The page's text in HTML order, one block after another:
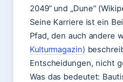
2049“ und „Dune“
Seine Karriere ist ein
Pfad, den auch andere
Kulturmagazin)
Entscheidungen, nicht
Was das bedeutet: